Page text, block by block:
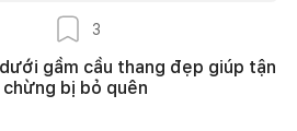
3
gầm cầu thang đẹp giúp tận
bị bỏ quên